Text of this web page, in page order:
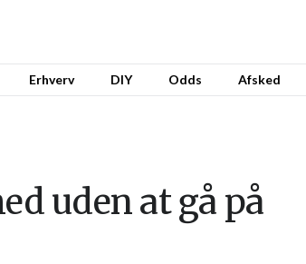
Erhverv DIY Odds Afsked
uden at gå på